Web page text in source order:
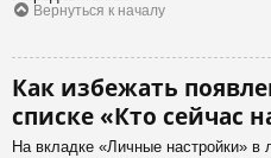
Вернуться к началу
Как избежать
списке «Кто сейчас
На вкладке «Личные настройки»